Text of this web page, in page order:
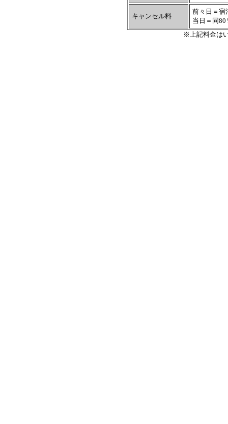
キャンセル料
前々日＝
当日＝同
※上記料金は